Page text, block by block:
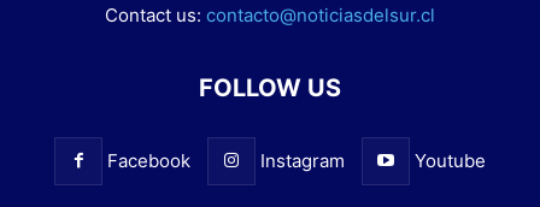
Contact us: contacto@noticiasdelsur.cl
FOLLOW US
Facebook Instagram Youtube